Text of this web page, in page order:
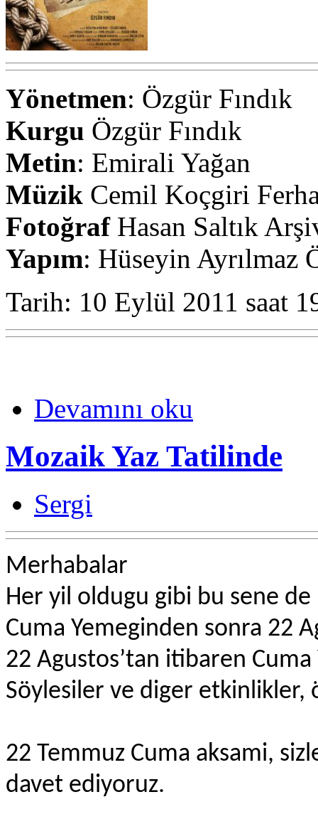
Yönetmen: Özgür Fındık
Kurgu Özgür Fındık
Metin: Emirali Yağan
Müzik Cemil Koçgiri
Fotoğraf Hasan Saltık
Yapım: Hüseyin Ayrılmaz
Tarih: 10 Eylül 2011 saat
Devamını oku
Mozaik Yaz Tatilinde
Sergi
Merhabalar
Her yil oldugu gibi bu sene de
Cuma Yemeginden sonra 22
22 Agustos’tan itibaren
Söylesiler ve diger etkinlikler,
22 Temmuz Cuma aksami,
davet ediyoruz.